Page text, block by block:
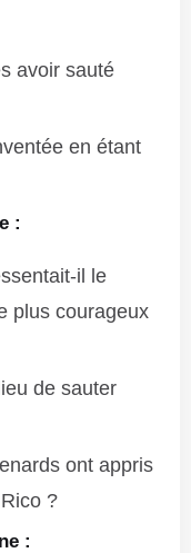
avoir sauté
en étant
:
il le
plus courageux
de sauter
ont appris
?
: